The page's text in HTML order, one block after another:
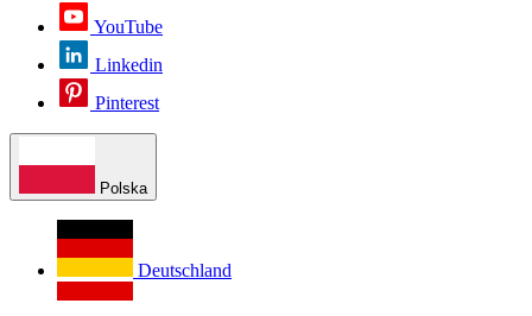
YouTube
Linkedin
Pinterest
Polska
Deutschland